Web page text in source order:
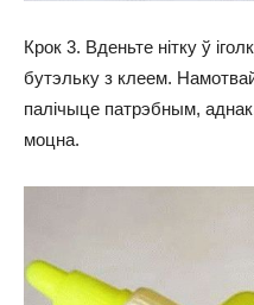
Крок 3. Вденьте нітку ў
бутэльку з клеем.
палічыце патрэбным,
моцна.